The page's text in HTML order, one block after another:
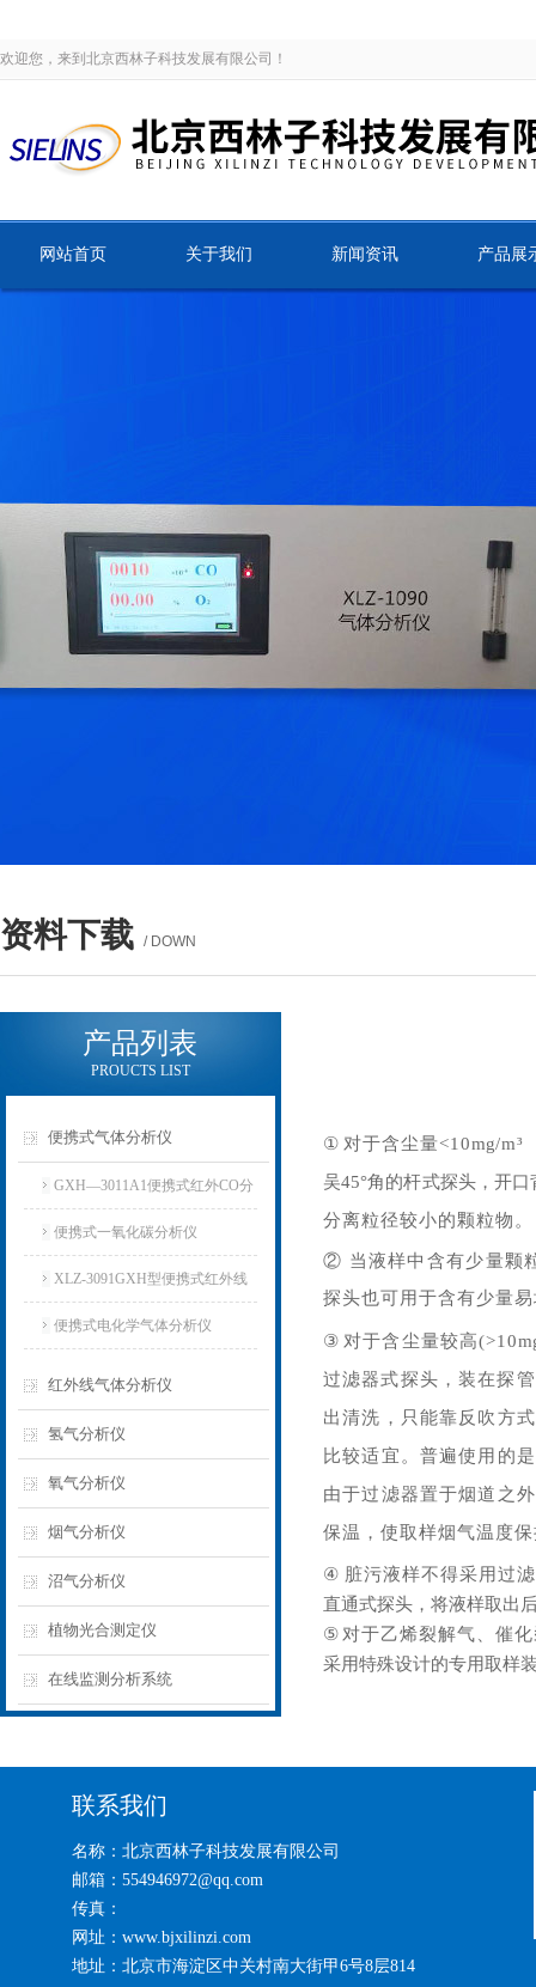
欢迎您，来到北京西林子科技发展有限公司！
网站首页 关于我们 新闻资讯 产品展
资料下载 / DOWN
产品列表
PROUCTS LIST
便携式气体分析仪
GXH—3011A1便携式红外CO分
析仪
便携式一氧化碳分析仪
XLZ-3091GXH型便携式红外线
分析仪
便携式电化学气体分析仪
红外线气体分析仪
氢气分析仪
氧气分析仪
烟气分析仪
沼气分析仪
植物光合测定仪
在线监测分析系统
① 对于含尘量<10mg/m³
吴45°角的杆式探头，开
分离粒径较小的颗粒物。
② 当液样中含有少量颗
探头也可用于含有少量
③ 对于含尘量较高(>10
过滤器式探头，装在探
出清洗，只 能靠反吹方
比较适宜。普遍使用的
由于过滤器置于烟道之
保温，使取样烟气温度
④ 脏污液样不得采用过
直通式探头，将液样取出
⑤ 对于乙烯裂解气、催
采用特殊设计的专用取样
联系我们
名称：北京西林子科技发展有限公司
邮箱：554946972@qq.com
传真：
网址：www.bjxilinzi.com
地址：北京市海淀区中关村南大街甲6号8层814